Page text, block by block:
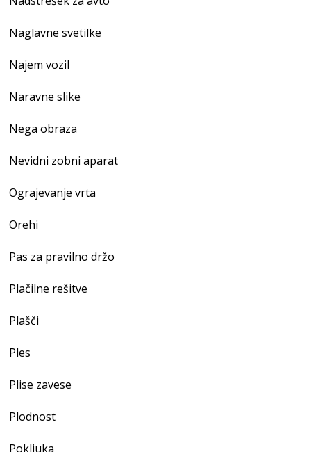
Naglavne svetilke
Najem vozil
Naravne slike
Nega obraza
Nevidni zobni aparat
Ograjevanje vrta
Orehi
Pas za pravilno držo
Plačilne rešitve
Plašči
Ples
Plise zavese
Plodnost
Pokljuka